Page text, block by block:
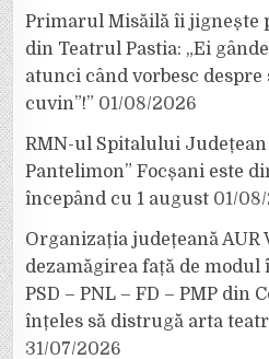
Primarul Misăilă îi jignește
din Teatrul Pastia: „Ei
atunci când vorbesc despre
cuvin”!” 01/08/2026
RMN-ul Spitalului
Pantelimon” Focșani este
începând cu 1 august 01/
Organizația județeană AUR
dezamăgirea față de
PSD – PNL – FD – PMP din
înțeles să distrugă arta
31/07/2026